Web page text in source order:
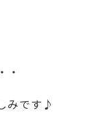
・
みです♪